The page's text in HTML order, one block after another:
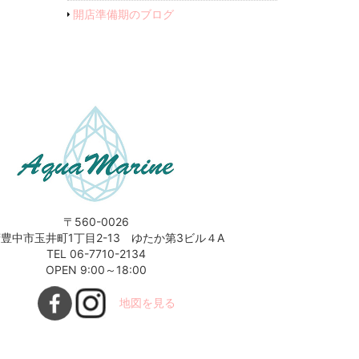
開店準備期のブログ
〒560-0026
中市玉井町1丁目2-13 ゆたか第3ビル４A
TEL 06-7710-2134
OPEN 9:00～18:00
地図を見る